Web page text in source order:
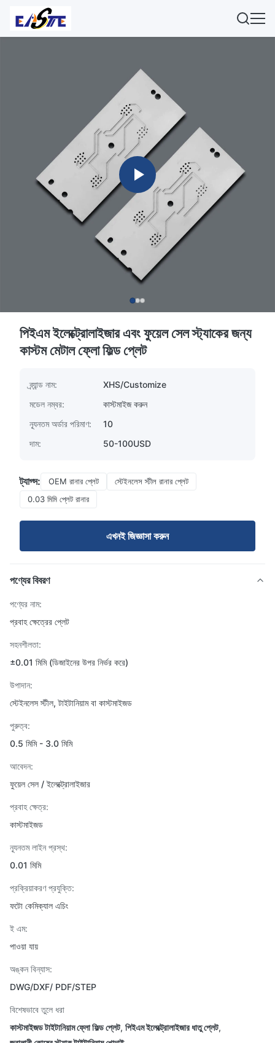
পিইএম ইলেক্ট্রোলাইজার এবং ফুয়েল সেল স্ট্যাকের জন্য
কাস্টম মেটাল ফ্লো ফিল্ড প্লেট
ব্র্যান্ড নাম:
XHS/Customize
মডেল নম্বর:
কাস্টমাইজ করুন
ন্যূনতম অর্ডার পরিমাণ:
10
দাম:
50-100USD
ট্যাগ্স: OEM রানার প্লেট
স্টেইনলেস স্টীল রানার প্লেট
0.03 মিমি প্লেট রানার
এখনই জিজ্ঞাসা করুন
পণ্যের বিবরণ
পণ্যের নাম:
প্রবাহ ক্ষেত্রের প্লেট
সহনশীলতা:
±0.01 মিমি (ডিজাইনের উপর নির্ভর করে)
উপাদান:
স্টেইনলেস স্টীল, টাইটানিয়াম বা কাস্টমাইজড
পুরুত্ব:
0.5 মিমি - 3.0 মিমি
আবেদন:
ফুয়েল সেল / ইলেক্ট্রোলাইজার
প্রবাহ ক্ষেত্র:
কাস্টমাইজড
ন্যূনতম লাইন প্রস্থ:
0.01 মিমি
প্রক্রিয়াকরণ প্রযুক্তি:
ফটো কেমিক্যাল এচিং
ই এম:
পাওয়া যায়
অঙ্কন বিন্যাস:
DWG/DXF/ PDF/STEP
বিশেষভাবে তুলে ধরা
কাস্টমাইজড টাইটানিয়াম ফ্লো ফিল্ড প্লেট, পিইএম ইলেক্ট্রোলাইজার ধাতু প্লেট,